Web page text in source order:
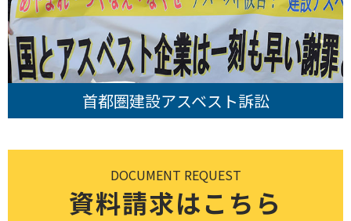
首都圏建設アスベスト訴訟
DOCUMENT REQUEST
資料請求はこちら